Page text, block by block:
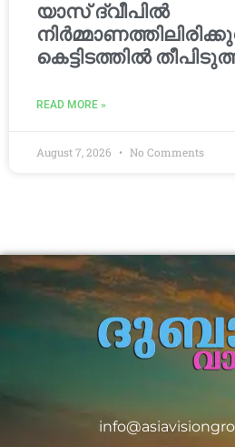
യാസ് ദ്വീപിൽ
കെട്ടിടത്തിൽ
READ MORE »
August 7, 2026 No Comments